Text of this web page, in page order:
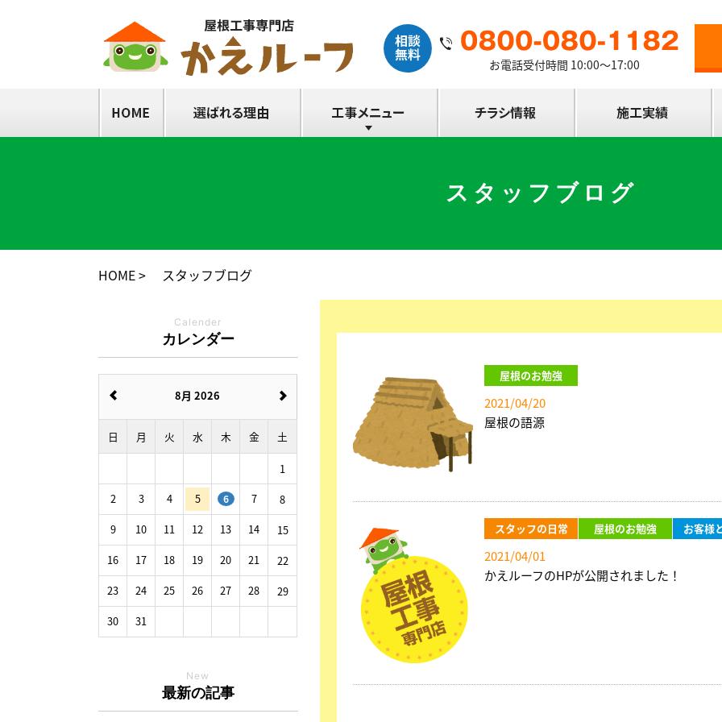
お電話受付時間 10:00～17:00
スタッフブログ
HOME スタッフブログ
屋根のお勉強
2021/04/20
屋根の語源
スタッフの日常 屋根のお勉強 お客様
2021/04/01
かえルーフのHPが公開されました！
Calender
カレンダー
8月 2026
日 月 火 水 木 金 土
1
2
3 4 5 6 7
8
9
10 11 12 13 14
15
16
17 18 19 20 21
22
23
24 25 26 27 28
29
30
31
New
最新の記事